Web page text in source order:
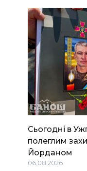
Сьогодні в
полеглим
Йорданом
06.08.2026